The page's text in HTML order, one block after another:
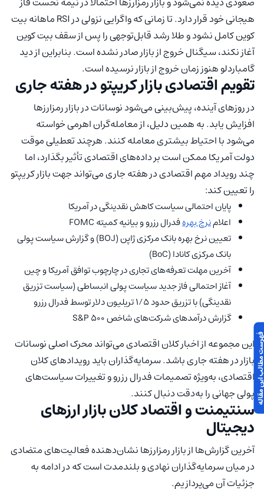
هیجانی خود قرار دارد. تا زمانی که واگرایی نزولی در RSI ماهانه بیت
کوین کامل نشود و طلا رشد قابل‌توجهی را پس از سقف بیت کوین
آغاز نکند، سیگنال خروج از بازار صادر نشده است. بنابراین از دید
گامباردلو هنوز زمان خروج از بازار نرسیده است.
تقویم اقتصادی بازار کریپتو در هفته جاری
در روزهای آینده، پیش‌بینی می‌شود نوسانات در بازار رمزارزها
افزایش یابد. به همین دلیل، از معامله‌گران اهرمی خواسته
می‌شود با احتیاط بیشتری معامله کنند. هرچند تعطیلی موقت
دولت آمریکا ممکن است بر داده‌های اقتصادی تأثیر بگذارد، اما
چند رویداد مهم اقتصادی در هفته جاری می‌تواند جهت بازار کریپتو
را تعیین کند:
پایان احتمالی سیاست کاهش نقدینگی در آمریکا
اعلامنرخ بهرهفدرال رزرو و بیانیه کمیته FOMC
تعیین نرخ بهره بانک مرکزی ژاپن (BOJ) و گزارش سیاست پولی
بانک مرکزی کانادا (BoC)
آخرین مهلت تعرفه‌های تجاری در چارچوب توافق آمریکا و چین
آغاز احتمالی فاز جدید سیاست پولی انبساطی (سیاست تزریق
نقدینگی) با تزریق حدود ۱/۵ تریلیون دلار توسط فدرال رزرو
گزارش درآمدهای شرکت‌های شاخص S&P 500
این مجموعه از اخبار کلان اقتصادی می‌تواند محرک اصلی نوسانات
بازار در هفته جاری باشد. سرمایه‌گذاران باید رویدادهای کلان
اقتصادی، به‌ویژه تصمیمات فدرال رزرو و تغییرات سیاست‌های
پولی جهانی را به‌دقت دنبال کنند.
سنتیمنت و اقتصاد کلان بازار ارزهای
دیجیتال
آخرین گزارش‌ها از بازار رمزارزها نشان‌دهنده فعالیت‌های متضادی
در میان سرمایه‌گذاران نهادی و بلندمدت است که در ادامه به
جزئیات آن می‌پردازیم.
مقاله